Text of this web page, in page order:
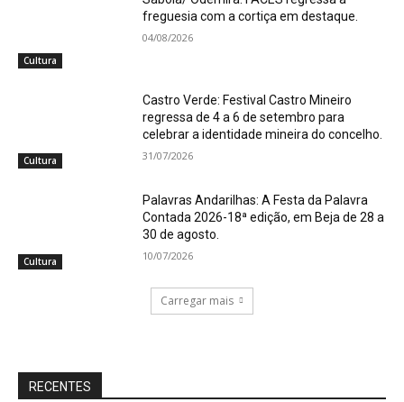
Cultura
freguesia com a cortiça em destaque.
04/08/2026
Cultura
Castro Verde: Festival Castro Mineiro
regressa de 4 a 6 de setembro para
celebrar a identidade mineira do concelho.
31/07/2026
Cultura
Palavras Andarilhas: A Festa da Palavra
Contada 2026-18ª edição, em Beja de 28 a
30 de agosto.
10/07/2026
Carregar mais
RECENTES